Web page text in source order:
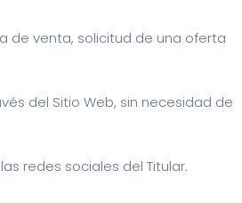
de venta, solicitud de una oferta
del Sitio Web, sin necesidad de
redes sociales del Titular.